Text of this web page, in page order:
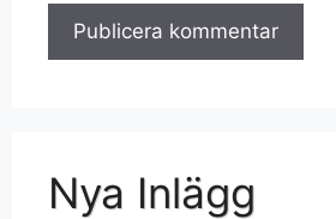
Nya Inlägg